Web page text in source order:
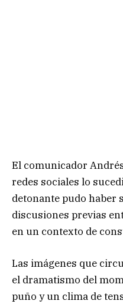
El comunicador
redes sociales lo
detonante pudo haber
discusiones previas
en un contexto de
Las imágenes que
el dramatismo del
puño y un clima de